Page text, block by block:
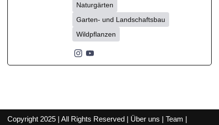
Naturgärten
Garten- und Landschaftsbau
Wildpflanzen
Copyright 2025 | All Rights Reserved | Über uns | Team |